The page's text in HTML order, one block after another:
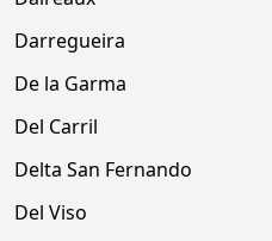
Darregueira
De la Garma
Del Carril
Delta San Fernando
Del Viso